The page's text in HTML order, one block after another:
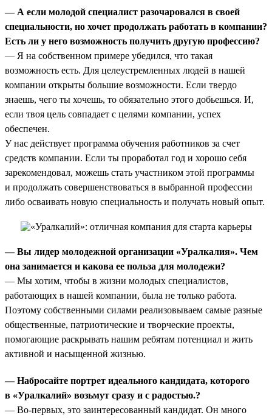
— А если молодой специалист разочаровался в своей
специальности, но хочет продолжать работать в компании?
Есть ли у него возможность получить другую профессию?
— Я на собственном примере убедился, что такая
возможность есть. Для целеустремленных людей в нашей
компании открыты большие возможности. Если твердо
знаешь, чего ты хочешь, то обязательно этого добьешься. И,
если твоя цель совпадает с целями компании, успех
обеспечен.
У нас действует программа обучения работников за счет
средств компании. Если ты проработал год и хорошо себя
зарекомендовал, можешь стать участником этой программы
и продолжать совершенствоваться в выбранной профессии
либо осваивать новую специальность и получать новый опыт.
— Вы лидер молодежной организации «Уралкалия». Чем
она занимается и какова ее польза для молодежи?
— Мы хотим, чтобы в жизни молодых специалистов,
работающих в нашей компании, была не только работа.
Поэтому собственными силами реализовываем самые разные
общественные, патриотические и творческие проекты,
помогающие раскрывать нашим ребятам потенциал и жить
активной и насыщенной жизнью.
— Набросайте портрет идеального кандидата, которого
в «Уралкалий» возьмут сразу и с радостью.?
— Во-первых, это заинтересованный кандидат. Он много